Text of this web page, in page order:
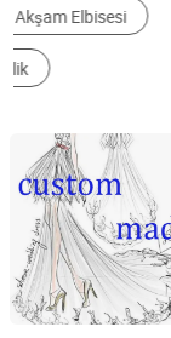
Balo Elbiseleri
Kokteyl Elbiseleri
Suzhou Leader
Jiangsu,